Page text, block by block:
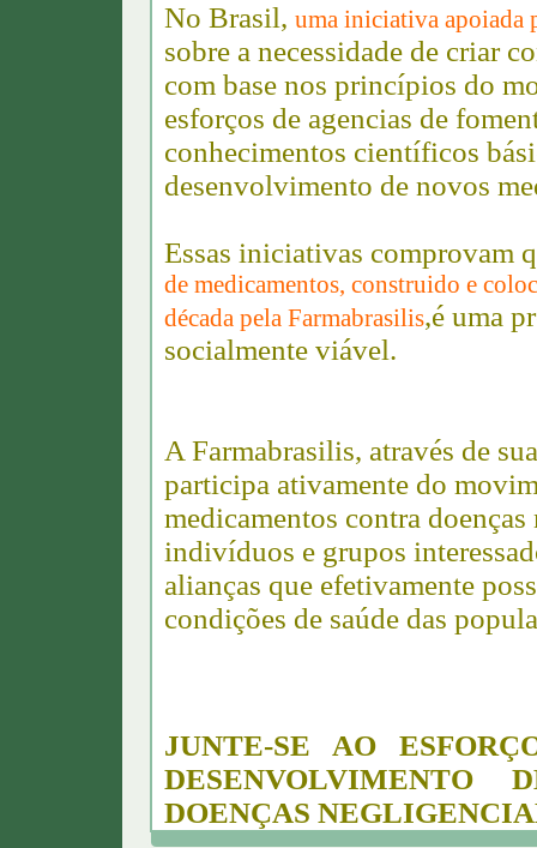
No Brasil, uma iniciativa apoiada
sobre a necessidade de criar
com base nos princípios do
esforços de agencias de
conhecimentos científicos
desenvolvimento de novos
Essas iniciativas comprovam
de medicamentos, construido e
década pela Farmabrasilis,é uma
socialmente viável.
A Farmabrasilis, através de
participa ativamente do
medicamentos contra
indivíduos e grupos
alianças que efetivamente
condições de saúde das
JUNTE-SE AO
DESENVOLVIMENTO
DOENÇAS